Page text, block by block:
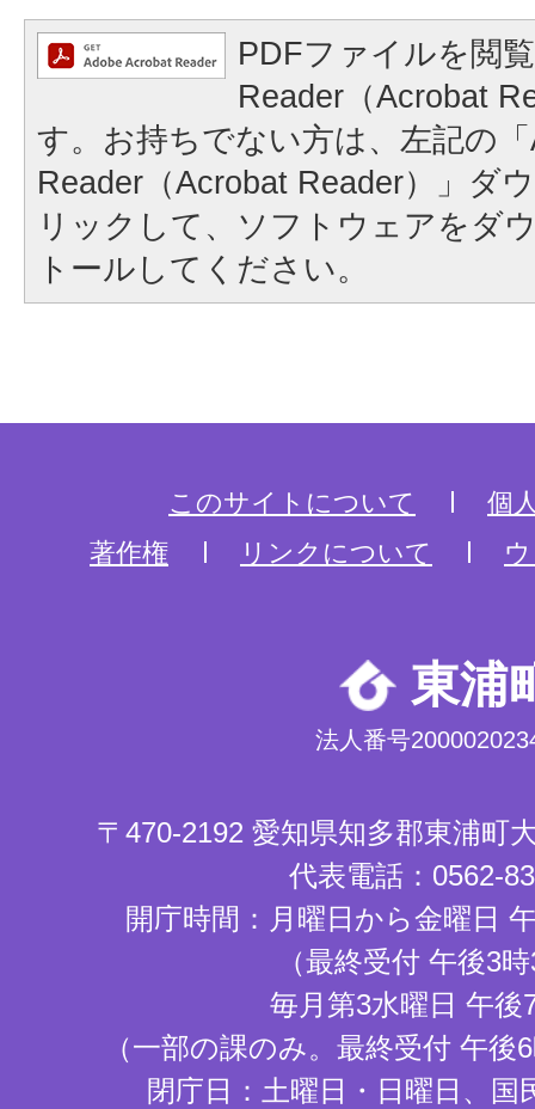
PDFファイルを閲
Reader（Acrobat
す。お持ちでない方は、左記の
Reader（Acrobat Reader）」ダ
リックして、ソフトウェアをダ
トールしてください。
このサイトについて
個
著作権
リンクについて
東浦
法人番号
〒470-2192 愛知県知多郡東浦町
代表電話：0562-
開庁時間：月曜日から金曜日
（最終受付 午後3
毎月第3水曜日 午後
（一部の課のみ。最終受付 午
閉庁日：土曜日・日曜日、国